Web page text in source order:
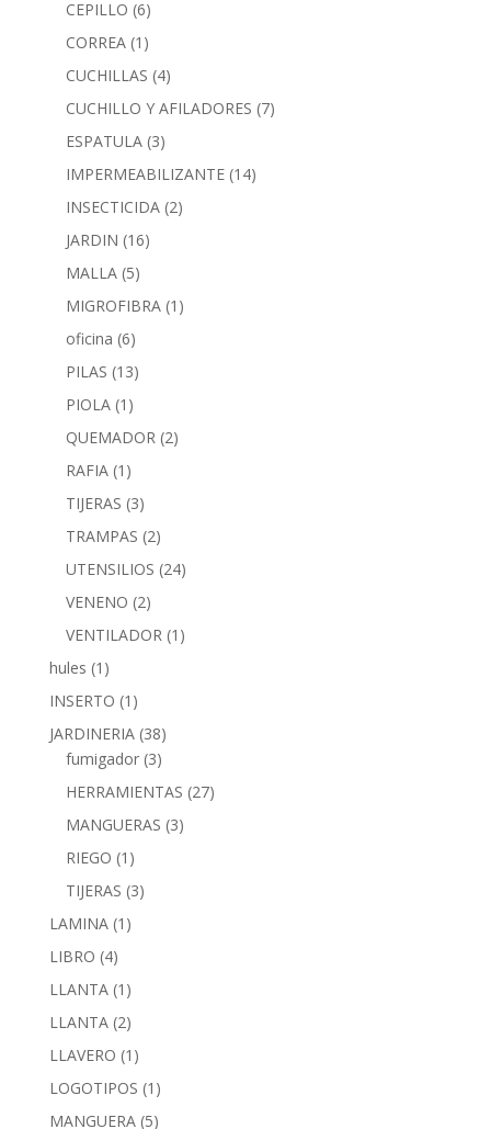
CEPILLO (6)
CORREA (1)
CUCHILLAS (4)
CUCHILLO Y AFILADORES (7)
ESPATULA (3)
IMPERMEABILIZANTE (14)
INSECTICIDA (2)
JARDIN (16)
MALLA (5)
MIGROFIBRA (1)
oficina (6)
PILAS (13)
PIOLA (1)
QUEMADOR (2)
RAFIA (1)
TIJERAS (3)
TRAMPAS (2)
UTENSILIOS (24)
VENENO (2)
VENTILADOR (1)
hules (1)
INSERTO (1)
JARDINERIA (38)
fumigador (3)
HERRAMIENTAS (27)
MANGUERAS (3)
RIEGO (1)
TIJERAS (3)
LAMINA (1)
LIBRO (4)
LLANTA (1)
LLANTA (2)
LLAVERO (1)
LOGOTIPOS (1)
MANGUERA (5)